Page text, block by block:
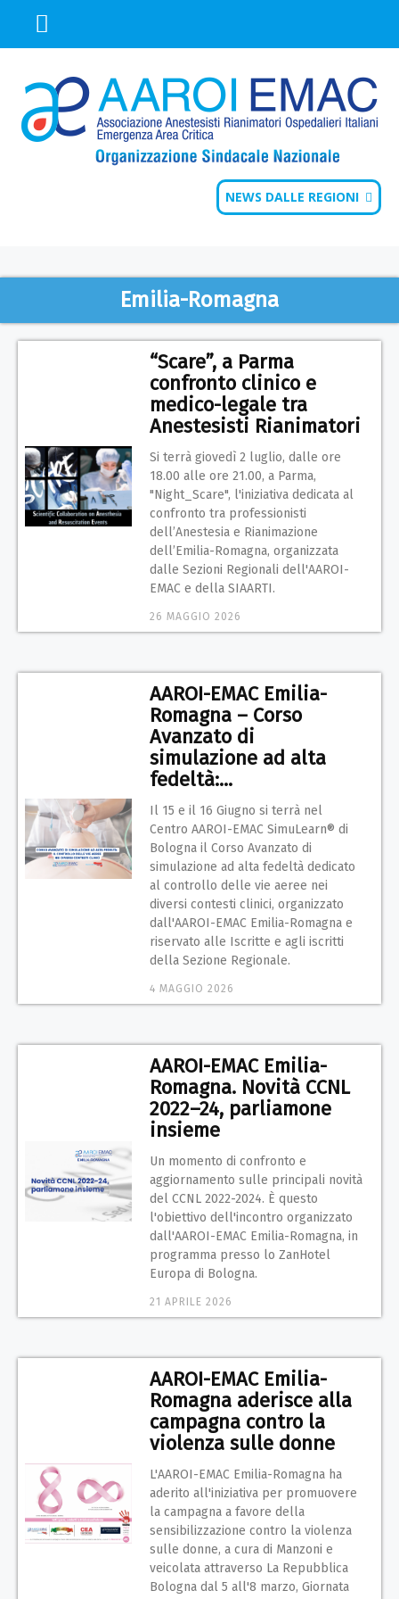
NEWS DALLE REGIONI
Emilia-Romagna
“Scare”, a Parma
confronto clinico e
medico-legale tra
Anestesisti Rianimatori
Si terrà giovedì 2 luglio, dalle ore
18.00 alle ore 21.00, a Parma,
"Night_Scare", l'iniziativa dedicata al
confronto tra professionisti
dell’Anestesia e Rianimazione
dell’Emilia-Romagna, organizzata
dalle Sezioni Regionali dell'AAROI-
EMAC e della SIAARTI.
26 MAGGIO 2026
AAROI-EMAC Emilia-
Romagna – Corso
Avanzato di
simulazione ad alta
fedeltà:...
Il 15 e il 16 Giugno si terrà nel
Centro AAROI-EMAC SimuLearn® di
Bologna il Corso Avanzato di
simulazione ad alta fedeltà dedicato
al controllo delle vie aeree nei
diversi contesti clinici, organizzato
dall'AAROI-EMAC Emilia-Romagna e
riservato alle Iscritte e agli iscritti
della Sezione Regionale.
4 MAGGIO 2026
AAROI-EMAC Emilia-
Romagna. Novità CCNL
2022–24, parliamone
insieme
Un momento di confronto e
aggiornamento sulle principali novità
del CCNL 2022-2024. È questo
l'obiettivo dell'incontro organizzato
dall'AAROI-EMAC Emilia-Romagna, in
programma presso lo ZanHotel
Europa di Bologna.
21 APRILE 2026
AAROI-EMAC Emilia-
Romagna aderisce alla
campagna contro la
violenza sulle donne
L'AAROI-EMAC Emilia-Romagna ha
aderito all'iniziativa per promuovere
la campagna a favore della
sensibilizzazione contro la violenza
sulle donne, a cura di Manzoni e
veicolata attraverso La Repubblica
Bologna dal 5 all'8 marzo, Giornata